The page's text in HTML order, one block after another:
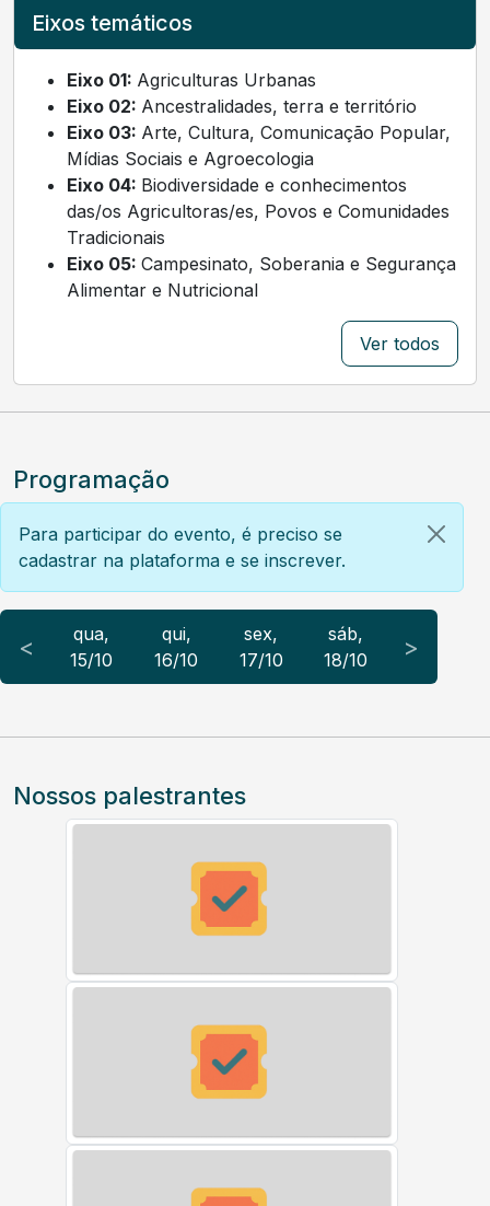
Eixos temáticos
Eixo 01: Agriculturas Urbanas
Eixo 02: Ancestralidades, terra e território
Eixo 03: Arte, Cultura, Comunicação Popular,
Mídias Sociais e Agroecologia
Eixo 04: Biodiversidade e conhecimentos
das/os Agricultoras/es, Povos e Comunidades
Tradicionais
Eixo 05: Campesinato, Soberania e Segurança
Alimentar e Nutricional
Ver todos
Programação
Para participar do evento, é preciso se
cadastrar na plataforma e se inscrever.
<
qua,
15/10
qui,
16/10
sex,
17/10
sáb,
18/10
>
Nossos palestrantes